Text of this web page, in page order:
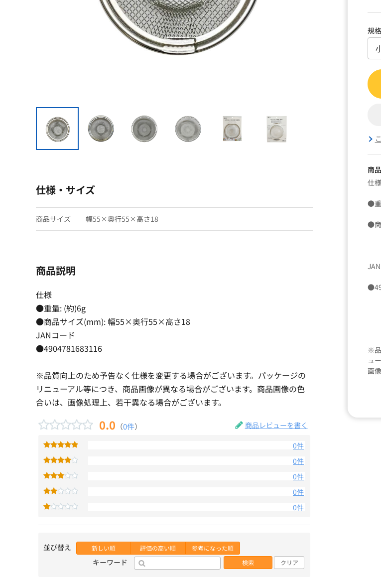
規
商
仕様
●重
●
※
ュ
画
仕様・サイズ
商品サイズ 幅55×奥行55×高さ18
商品説明
仕様
●重量: (約)6g
●商品サイズ(mm): 幅55×奥行55×高さ18
JANコード
●4904781683116
※品質向上のため予告なく仕様を変更する場合がございます。パッケージの
リニューアル等につき、商品画像が異なる場合がございます。商品画像の色
合いは、画像処理上、若干異なる場合がございます。
0.0 （0件） 商品レビューを書く
0件
0件
0件
0件
0件
並び替え 新しい順 評価の高い順 参考になった順
キーワード 検索 クリア